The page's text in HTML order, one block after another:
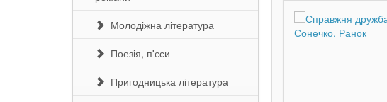
Молодіжна література
Поезія, п'єси
Пригодницька література